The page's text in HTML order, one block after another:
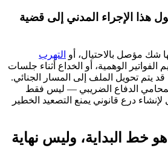
الإجراء المدني إلى قضية
شك مؤصل بالاحتيال، أو التهرب
الفواتير الوهمية، أو الخداع أثناء جلسات
قد يتم تحويل الملف إلى المسار الجنائي.
لمحامي الدفاع الضريبي — ليس فقط
لإنشاء درع قانوني يمنع التصعيد الخطير
هو خط البداية، وليس نهاية